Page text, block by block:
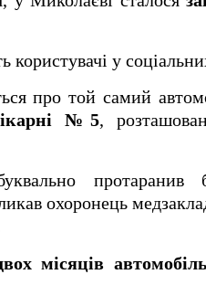
користувачі у
про той самий
№5,
охоронець
місяців